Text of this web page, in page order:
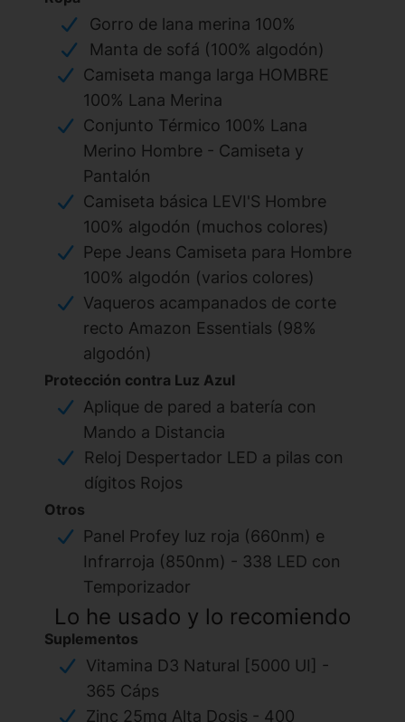
Gorro de lana merina 100%
Manta de sofá (100% algodón)
Camiseta manga larga HOMBRE
100% Lana Merina
Conjunto Térmico 100% Lana
Merino Hombre - Camiseta y
Pantalón
Camiseta básica LEVI'S Hombre
100% algodón (muchos colores)
Pepe Jeans Camiseta para Hombre
100% algodón (varios colores)
Vaqueros acampanados de corte
recto Amazon Essentials (98%
algodón)
Protección contra Luz Azul
Aplique de pared a batería con
Mando a Distancia
Reloj Despertador LED a pilas con
dígitos Rojos
Otros
Panel Profey luz roja (660nm) e
Infrarroja (850nm) - 338 LED con
Temporizador
Lo he usado y lo recomiendo
Suplementos
Vitamina D3 Natural [5000 UI] -
365 Cáps
Zinc 25mg Alta Dosis - 400